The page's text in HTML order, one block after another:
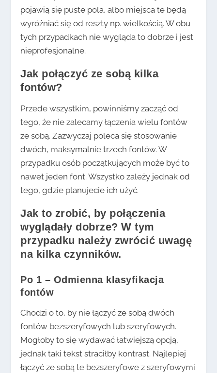
pojawią się puste pola, albo miejsca te będą
wyróżniać się od reszty np. wielkością. W obu
tych przypadkach nie wygląda to dobrze i jest
nieprofesjonalne.
Jak połączyć ze sobą kilka
fontów?
Przede wszystkim, powinniśmy zacząć od
tego, że nie zalecamy łączenia wielu fontów
ze sobą. Zazwyczaj poleca się stosowanie
dwóch, maksymalnie trzech fontów. W
przypadku osób początkujących może być to
nawet jeden font. Wszystko zależy jednak od
tego, gdzie planujecie ich użyć.
Jak to zrobić, by połączenia
wyglądały dobrze? W tym
przypadku należy zwrócić uwagę
na kilka czynników.
Po 1 – Odmienna klasyfikacja
fontów
Chodzi o to, by nie łączyć ze sobą dwóch
fontów bezszeryfowych lub szeryfowych.
Mogłoby to się wydawać łatwiejszą opcją,
jednak taki tekst straciłby kontrast. Najlepiej
łączyć ze sobą te bezszeryfowe z szeryfowymi